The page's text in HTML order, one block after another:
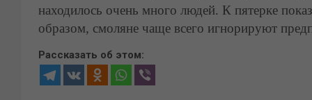
находилось очень много людей. К пятерке
образом, смоляне чаще всего игнорируют
Рассказать об этом: